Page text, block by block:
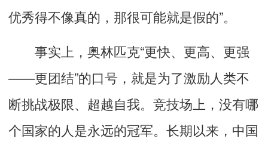
优秀得不像真的，那很可能就是假的”。
事实上，奥林匹克“更快、更高、更强
——更团结”的口号，就是为了激励人类不
断挑战极限、超越自我。竞技场上，没有哪
个国家的人是永远的冠军。长期以来，中国